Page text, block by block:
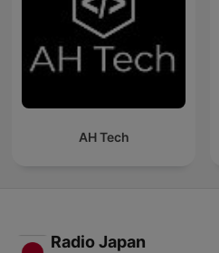
AH Tech
Radio Japan